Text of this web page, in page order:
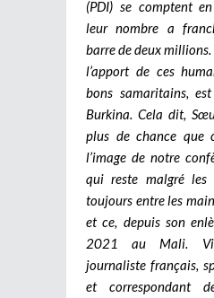
(PDI) se comptent
leur nombre a
barre de deux millions.
l’apport de ces
bons samaritains,
Burkina. Cela dit,
plus de chance que
l’image de notre
qui reste malgré les
toujours entre les
et ce, depuis son
2021 au Mali.
journaliste français,
et correspondant